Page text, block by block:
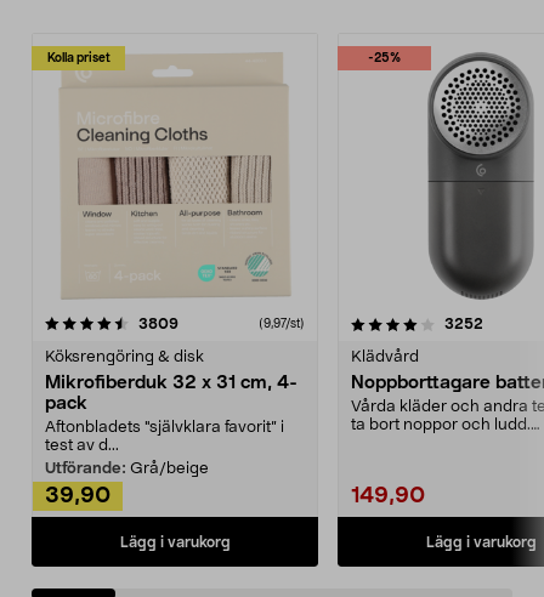
Kolla priset
3809recensioner (9,97/st)
Köksrengöring & disk
Mikrofiberduk 32 x 31 cm, 4-
pack
Aftonbladets "självklara favorit” i
test av d...
Utförande: Grå/beige
39,90
Lägg i varukorg
-25%
4.0av 5 stjärnor 3252
Klädvård
Noppborttagare
Vårda kläder och andra
ta bort noppor och ludd.
149,90
Lägg i varukorg
4.5av 5 stjärnor